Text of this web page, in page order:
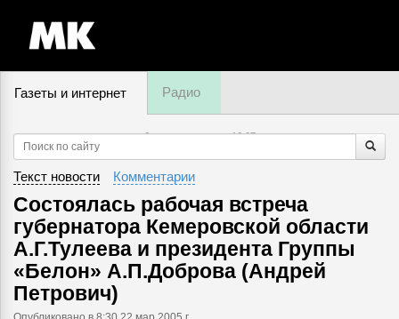
Газеты и интернет Радио
6 августа, четверг,16:07
Текст новости Комментарии
Состоялась рабочая встреча
губернатора Кемеровской области
А.Г.Тулеева и президента Группы
«Белон» А.П.Доброва (Андрей
Петрович)